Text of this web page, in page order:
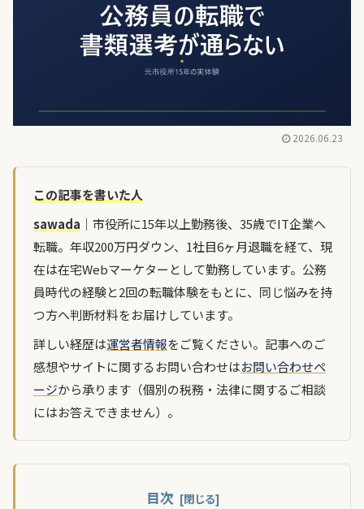
2026.06.23
この記事を書いた人
sawada ｜市役所に15年以上勤務後、35歳でIT企業へ
転職。年収200万円ダウン、1社目6ヶ月退職を経て、現
在は在宅Webマーケターとして勤務しています。公務
員時代の経験と2回の転職体験をもとに、同じ悩みを持
つ方へ判断材料をお届けしています。
詳しい経歴は運営者情報をご覧ください。記事へのご
感想やサイトに関するお問い合わせはお問い合わせペ
ージから承ります（個別の税務・法律に関するご相談
にはお答えできません）。
目次